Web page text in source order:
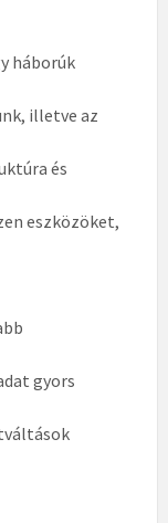
háborúk
illetve az
és
eszközöket,
gyors